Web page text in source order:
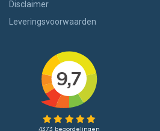
Disclaimer
Leveringsvoorwaarden